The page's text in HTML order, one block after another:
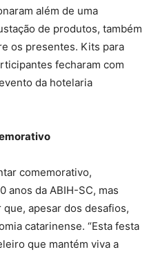
além de uma
de produtos, também
os presentes. Kits para
fecharam com
da hotelaria
comemorativo,
anos da ABIH-SC, mas
apesar dos desafios,
catarinense. “Esta festa
que mantém viva a